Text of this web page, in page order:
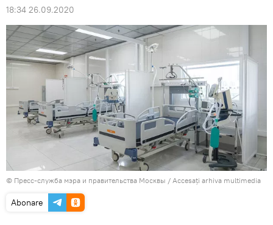
18:34 26.09.2020
© Пресс-служба мэра и правительства Москвы / Accesați arhiva multimedia
Abonare